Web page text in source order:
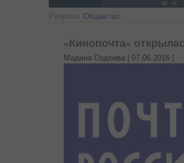
Рубрики: Общество
«Кинопочта»
Мадина Оздоева | 07.06.2016